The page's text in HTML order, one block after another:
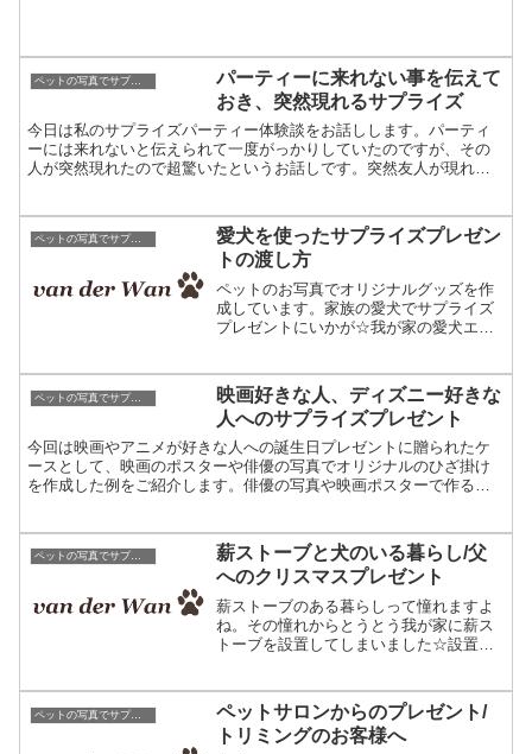
ッションを作成しています...
パーティーに来れない事を伝えて
おき、突然現れるサプライズ
今日は私のサプライズパーティー体験談をお話しします。パーティ
ーには来れないと伝えられて一度がっかりしていたのですが、その
人が突然現れたので超驚いたというお話しです。突然友人が現れる
ペットの写真でサプライズプレゼント
愛犬を使ったサプライズプレゼン
トの渡し方
ペットのお写真でオリジナルグッズを作
成しています。家族の愛犬でサプライズ
プレゼントにいかが☆我が家の愛犬エ
える。伏せやお座り、ハウスはもちろ
ん、ボールを取って来たり、加...
映画好きな人、ディズニー好きな
人へのサプライズプレゼント
今回は映画やアニメが好きな人への誕生日プレゼントに贈られたケ
ースとして、映画のポスターや俳優の写真でオリジナルのひざ掛け
を作成した例をご紹介します。俳優の写真や映画ポスターで作るオ
ペットの写真でサプライズプレゼント
薪ストーブと犬のいる暮らし/父
へのクリスマスプレゼント
薪ストーブのある暮らしって憧れますよ
ね。その憧れからとうとう我が家に薪ス
トーブを設置してしまいました☆設置す
は薪ストーブと大型犬のバーニーズマウ
ンテンドッグがいるそうで...
ペットサロンからのプレゼント/
トリミングのお客様へ